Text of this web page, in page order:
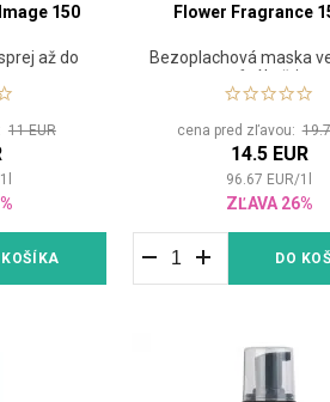
150
až do
11 EUR
1
KOŠÍKA
Flower Fragrance
Bezoplachová maska
vůní květin
cena pred zľavou:
14.5 EUR
96.67 EUR/1
ZĽAVA 26%
DO